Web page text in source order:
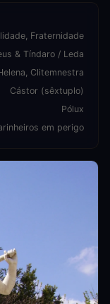
Fraternidade
& Tíndaro / Leda
Clitemnestra
Cástor (sêxtuplo)
Pólux
em perigo